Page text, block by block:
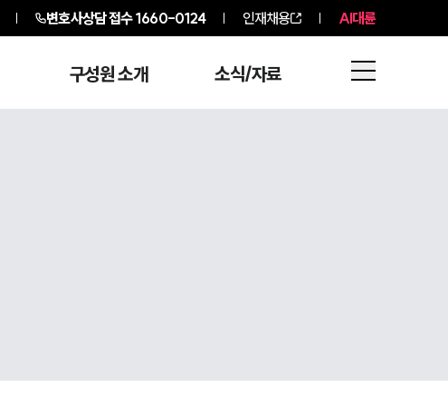
변호사상담 접수1660-0124 인재채용 AI대륜
구성원 소개 소식/자료